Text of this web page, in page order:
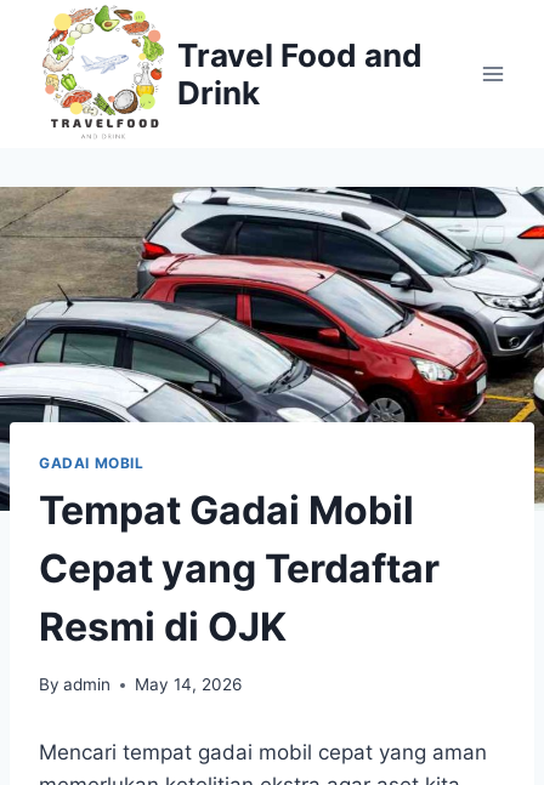
content
Travel Food and
Drink
GADAI MOBIL
Tempat Gadai Mobil
Cepat yang Terdaftar
Resmi di OJK
By admin May 14, 2026
Mencari tempat gadai mobil cepat yang aman